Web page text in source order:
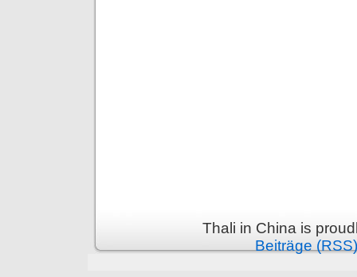
Thali in China is
Beiträge (RSS)